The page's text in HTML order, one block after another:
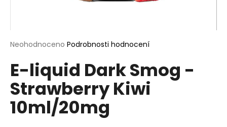
Průměrné
produktu
je
0,0
z
5
hvězdiček.
Neohodnoceno Podrobnosti hodnocení
E-liquid Dark Smog -
Strawberry Kiwi
10ml/20mg
j
í
t
?
HLEDAT